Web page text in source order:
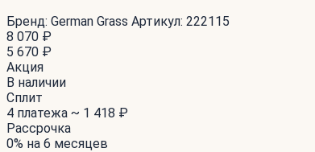
Бренд: German Grass Артикул: 222115
8 070 ₽
5 670 ₽
Акция
В наличии
Сплит
4 платежа ~ 1 418 ₽
Рассрочка
0% на 6 месяцев